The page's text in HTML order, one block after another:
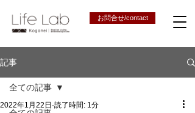
お問合せ/contact
記事
全ての記事
2022年1月22日 読了時間: 1分